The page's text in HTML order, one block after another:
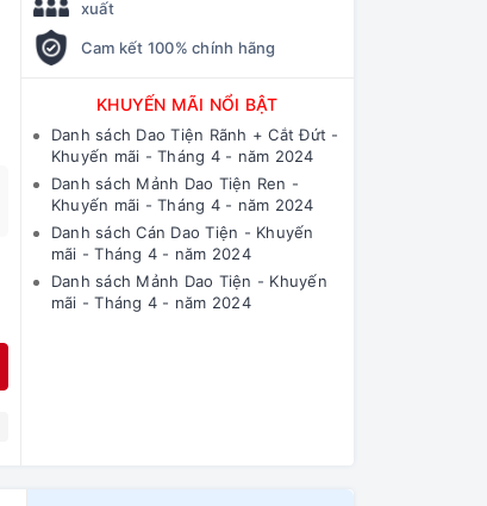
xuất
Cam kết 100% chính hãng
KHUYẾN MÃI NỔI BẬT
Danh sách Dao Tiện Rãnh + Cắt Đứt -
Khuyến mãi - Tháng 4 - năm 2024
Danh sách Mảnh Dao Tiện Ren -
Khuyến mãi - Tháng 4 - năm 2024
Danh sách Cán Dao Tiện - Khuyến
mãi - Tháng 4 - năm 2024
Danh sách Mảnh Dao Tiện - Khuyến
mãi - Tháng 4 - năm 2024